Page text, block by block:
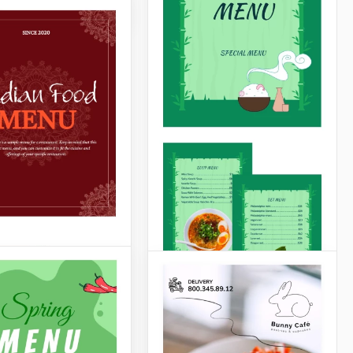
Pasta Restaurant
Speisekarte
Kostenlose und
benutzerfreundliche